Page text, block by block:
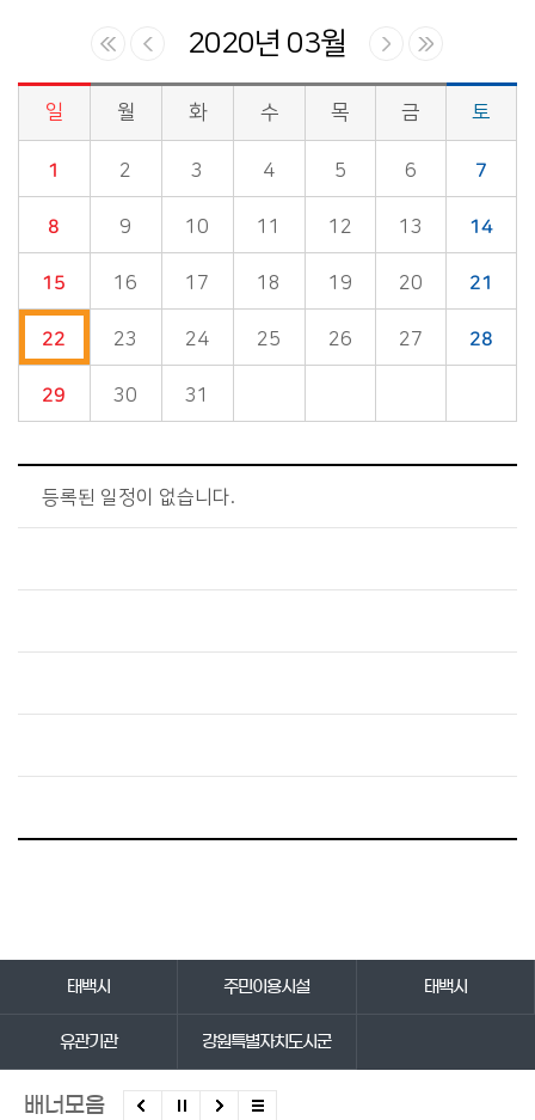
2020년 03월
시정소식>시정 캘린더 게시판의 (2020년 03월) 달력형태로 일정명, 일정내용을 제공합니다.
일 월 화 수 목 금 토
1 2 3 4 5 6 7
8 9 10 11 12 13 14
15 16 17 18 19 20 21
22 23 24 25 26 27 28
29 30 31
등록된 일정이 없습니다.
태백시 주민이용시설 태백시
유관기관 강원특별자치도시군
배너모음